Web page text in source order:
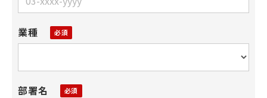
業種
部署名